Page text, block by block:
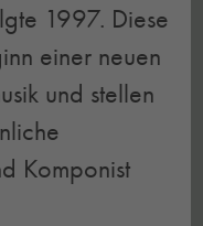
1997. Diese
einer neuen
und stellen
Komponist